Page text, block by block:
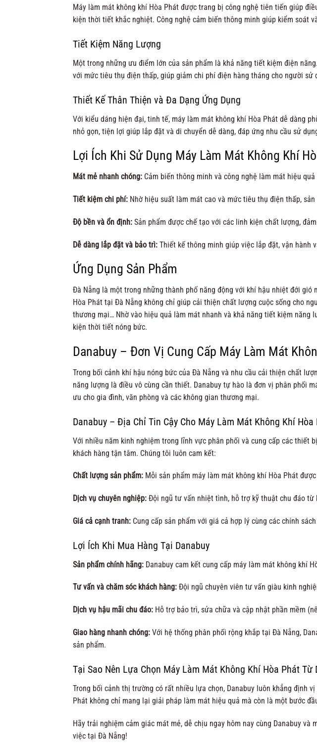
Máy làm mát không khí Hòa Phát được trang bị công nghệ tiên tiến giúp
kiện thời tiết khắc nghiệt. Công nghệ cảm biến thông minh giúp kiểm soát
Tiết Kiệm Năng Lượng
Một trong những ưu điểm lớn của sản phẩm là khả năng tiết kiệm điện
với mức tiêu thụ điện thấp, giúp giảm chi phí điện hàng tháng cho người
Thiết Kế Thân Thiện và Đa Dạng Ứng Dụng
Với kiểu dáng hiện đại, tinh tế, máy làm mát không khí Hòa Phát dễ dàng
nhỏ gọn, tiện lợi giúp lắp đặt và di chuyển dễ dàng, đáp ứng nhu cầu sử
Lợi Ích Khi Sử Dụng Máy Làm Mát Không Khí
Mát mẻ nhanh chóng: Cảm biến thông minh và công nghệ làm mát hiệu
Tiết kiệm chi phí: Nhờ hiệu suất làm mát cao và mức tiêu thụ điện thấp,
Độ bền và ổn định: Sản phẩm được chế tạo với các linh kiện chất lượng,
Dễ dàng lắp đặt và bảo trì: Thiết kế thông minh giúp việc lắp đặt, vận
Ứng Dụng Sản Phẩm
Đà Nẵng là một trong những thành phố năng động với khí hậu nhiệt đới
Hòa Phát tại Đà Nẵng không chỉ giúp cải thiện chất lượng cuộc sống cho
thương mại… Nhờ vào hiệu quả làm mát nhanh và khả năng tiết kiệm
kiện thời tiết nóng bức.
Danabuy – Đơn Vị Cung Cấp Máy Làm Mát
Trong bối cảnh khí hậu nóng bức của Đà Nẵng và nhu cầu cải thiện chất
năng lượng là điều vô cùng cần thiết. Danabuy tự hào là đơn vị phân phối
ưu cho gia đình, văn phòng và các không gian thương mại.
Danabuy – Địa Chỉ Tin Cậy Cho Máy Làm Mát Không Khí Hòa
Với nhiều năm kinh nghiệm trong lĩnh vực phân phối và cung cấp các thiết
khách hàng tận tâm. Chúng tôi luôn cam kết:
Chất lượng sản phẩm: Mỗi sản phẩm máy làm mát không khí Hòa Phát
Dịch vụ chuyên nghiệp: Đội ngũ tư vấn nhiệt tình, hỗ trợ kỹ thuật chu đáo
Giá cả cạnh tranh: Cung cấp sản phẩm với giá cả hợp lý cùng các chính
Lợi Ích Khi Mua Hàng Tại Danabuy
Sản phẩm chính hãng: Danabuy cam kết cung cấp máy làm mát không khí
Tư vấn và chăm sóc khách hàng: Đội ngũ chuyên viên tư vấn giàu kinh
Dịch vụ hậu mãi chu đáo: Hỗ trợ bảo trì, sửa chữa và cập nhật phần mềm
Giao hàng nhanh chóng: Với hệ thống phân phối rộng khắp tại Đà Nẵng,
sản phẩm.
Tại Sao Nên Lựa Chọn Máy Làm Mát Không Khí Hòa Phát Từ
Trong bối cảnh thị trường có rất nhiều lựa chọn, Danabuy luôn khẳng định
Phát không chỉ mang lại giải pháp làm mát hiệu quả mà còn là một bước
Hãy trải nghiệm cảm giác mát mẻ, dễ chịu ngay hôm nay cùng Danabuy
việc tại Đà Nẵng!